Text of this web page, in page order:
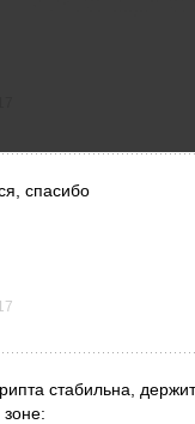
спасибо
стабильна,